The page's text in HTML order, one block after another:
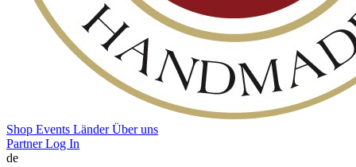
Shop Events LänderÜber uns
Partner Log In
de